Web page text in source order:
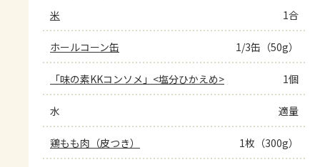
米 1合
ホールコーン缶 1/3缶（50g）
「味の素KKコンソメ」<塩分ひかえめ> 1個
水 適量
鶏もも肉（皮つき） 1枚（300g）